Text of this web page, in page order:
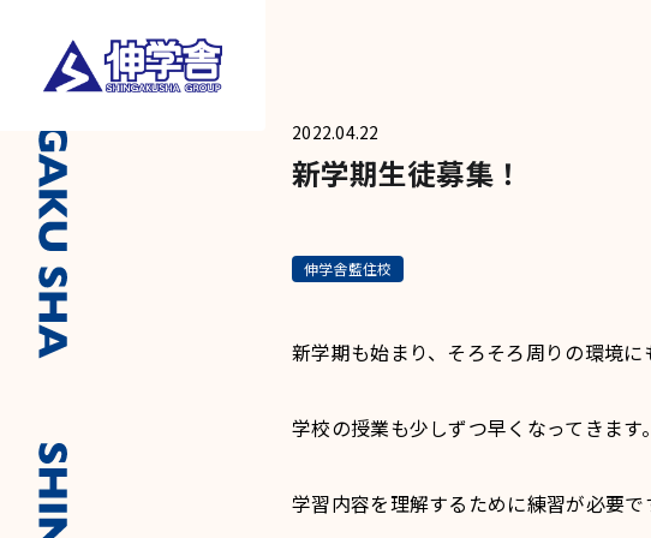
2022.04.22
新学期生徒募集！
伸学舎藍住校
新学期も始まり、そろそろ周りの環境に
学校の授業も少しずつ早くなってきます。
学習内容を理解するために練習が必要で